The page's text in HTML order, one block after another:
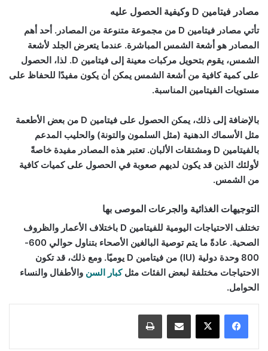
مصادر فيتامين D وكيفية الحصول عليه
تأتي مصادر فيتامين D من مجموعة متنوعة من المصادر. أحد أهم
المصادر هو أشعة الشمس المباشرة. عندما يتعرض الجلد لأشعة
الشمس، يقوم بتحويل مركبات معينة إلى فيتامين D. لذا، الحصول
على كمية كافية من أشعة الشمس يمكن أن يكون مفيدًا للحفاظ على
مستويات الفيتامين المناسبة.
بالإضافة إلى ذلك، يمكن الحصول على فيتامين D من بعض الأطعمة
مثل الأسماك الدهنية (مثل السلمون والتونة) والحليب المدعم
بالفيتامين D ومشتقات الألبان. تعتبر هذه المصادر مفيدة خاصةً
لأولئك الذين قد يكون لديهم صعوبة في الحصول على كميات كافية
من الشمس.
التوجيهات الغذائية والجرعات الموصى بها
تختلف الاحتياجات اليومية للفيتامين D باختلاف الأعمار والظروف
الصحية. عادةً ما يتم توصية البالغين الأصحاء بتناول حوالي 600-
800 وحدة دولية (IU) من فيتامين D يوميًا. ومع ذلك، قد تكون
الاحتياجات مختلفة لبعض الفئات مثلكبار السن والأطفال والنساء
الحوامل.
مشاركة عبر البريد طباعة